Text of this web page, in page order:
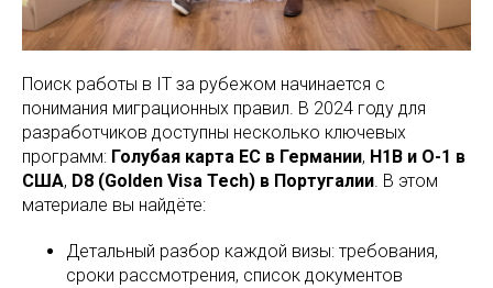
Поиск работы в IT за рубежом начинается с
понимания миграционных правил. В 2024 году для
разработчиков доступны несколько ключевых
программ: Голубая карта ЕС в Германии, H1B и O-1 в
США, D8 (Golden Visa Tech) в Португалии. В этом
материале вы найдёте:
Детальный разбор каждой визы: требования,
сроки рассмотрения, список документов